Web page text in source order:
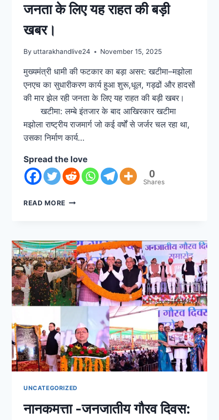
जनता के लिए यह राहत की बड़ी
खबर।
By uttarakhandlive24 November 15, 2025
मुख्यमंत्री धामी की फटकार का बड़ा असर: खटीमा–मझोला
एनएच का सुधारीकरण कार्य हुआ शुरू,धूल, गड्ढों और हादसों
की मार झेल रही जनता के लिए यह राहत की बड़ी खबर।
खटीमा: लम्बे इंतजार के बाद आखिरकार खटीमा
मझोला राष्ट्रीय राजमार्ग जो कई वर्षों से जर्जर चल रहा था,
उसका निर्माण कार्य…
Spread the love
0
Shares
READ MORE
UNCATEGORIZED
नानकमत्ता -जनजातीय गौरव दिवस: